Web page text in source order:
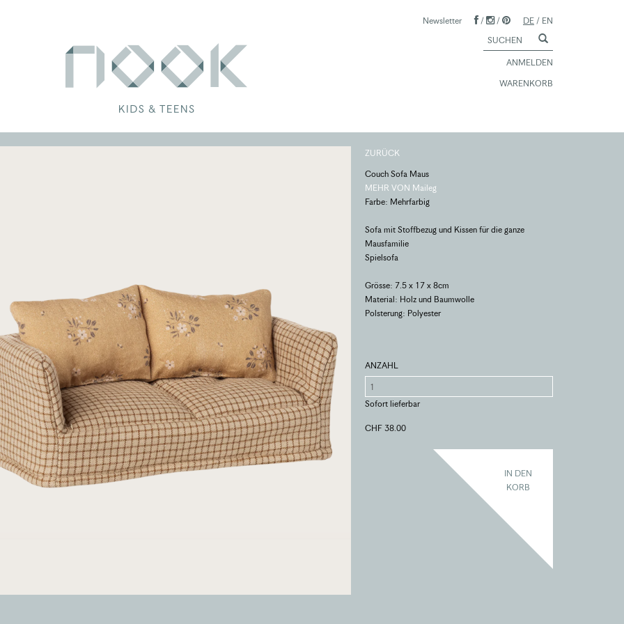
Newsletter / / DE / EN
ANMELDEN
WARENKORB
ZURÜCK
Couch Sofa Maus
MEHR VON Maileg
Farbe: Mehrfarbig
Sofa mit Stoffbezug und Kissen für die ganze
Mausfamilie
Spielsofa
Grösse: 7.5 x 17 x 8cm
Material: Holz und Baumwolle
Polsterung: Polyester
ANZAHL
Sofort lieferbar
CHF 38.00
IN DEN
KORB